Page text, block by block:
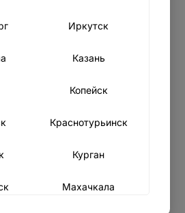
Иркутск
Казань
Копейск
Краснотурьинск
Курган
Махачкала
с помощью нейросетей -